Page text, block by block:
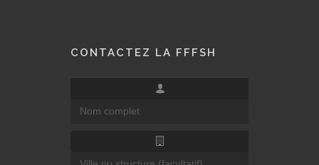
CONTACTEZ LA FFFSH